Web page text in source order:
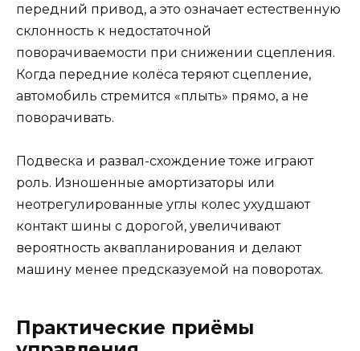
передний привод, а это означает естественную
склонность к недостаточной
поворачиваемости при снижении сцепления.
Когда передние колёса теряют сцепление,
автомобиль стремится «плыть» прямо, а не
поворачивать.
Подвеска и развал-схождение тоже играют
роль. Изношенные амортизаторы или
неотрегулированные углы колес ухудшают
контакт шины с дорогой, увеличивают
вероятность аквапланирования и делают
машину менее предсказуемой на поворотах.
Практические приёмы